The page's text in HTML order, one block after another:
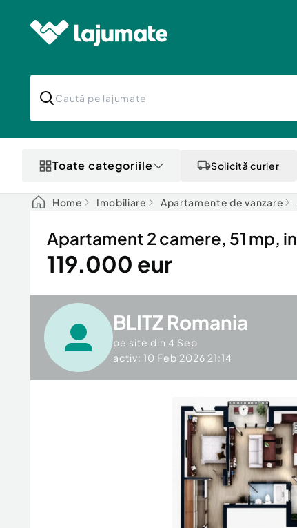
Toate categoriile Solicită curier
Home Imobiliare Apartamente de vanzare
Apartament 2 camere, 51 mp,
119.000 eur
BLITZ Romania
pe site din 4 Sep
activ: 10 Feb 2026 21:14